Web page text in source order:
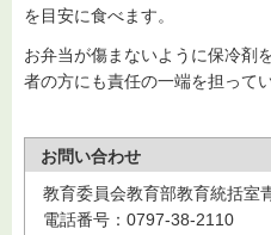
を目安に食べます。
お弁当が傷まないように保冷剤
者の方にも責任の一端を担って
お問い合わせ
教育委員会教育部教育統括室
電話番号：0797-38-2110